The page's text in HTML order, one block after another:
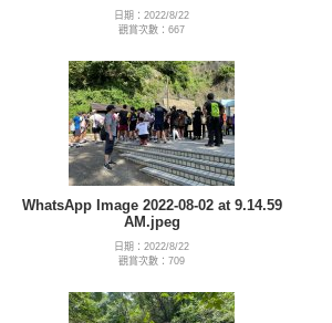
日期：2022/8/22
觀賞次數：667
WhatsApp Image 2022-08-02 at 9.14.59
AM.jpeg
日期：2022/8/22
觀賞次數：709